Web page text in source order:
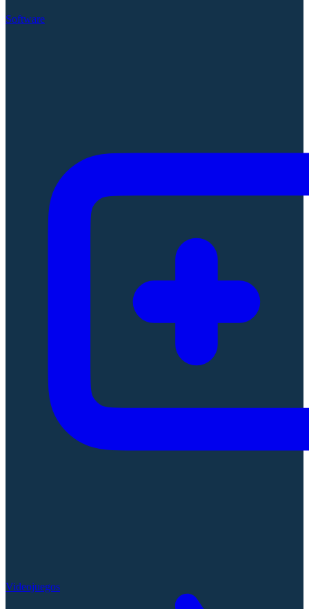
Software
Videojuegos